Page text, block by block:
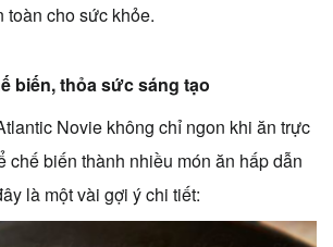
toàn cho sức khỏe.
biến, thỏa sức sáng tạo
Novie không chỉ ngon khi ăn trực
chế biến thành nhiều món ăn hấp dẫn
là một vài gợi ý chi tiết: